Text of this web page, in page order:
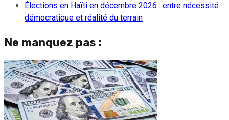
Élections en Haïti en décembre 2026 : entre nécessité
démocratique et réalité du terrain
Ne manquez pas :